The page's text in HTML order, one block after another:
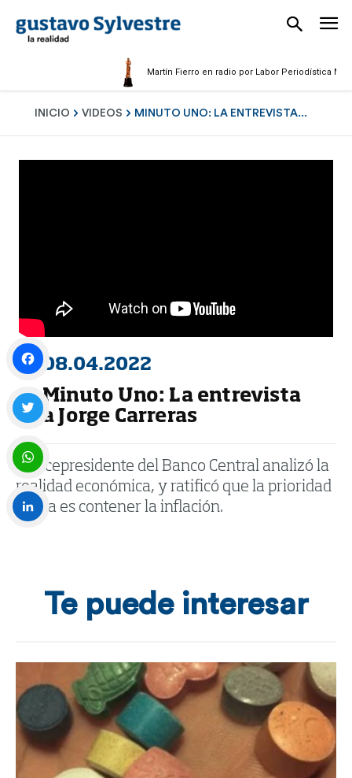
Martín Fierro en radio por Labor Periodística
INICIO VIDEOS MINUTO UNO: LA ENTREVISTA...
08.04.2022
Minuto Uno: La entrevista
a Jorge Carreras
El vicepresidente del Banco Central analizó la
realidad económica, y ratificó que la prioridad
ahora es contener la inflación.
Te puede interesar
Facebook
Twitter
WhatsApp